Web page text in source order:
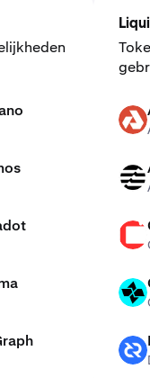
AKT
APT
CTSI
DCR